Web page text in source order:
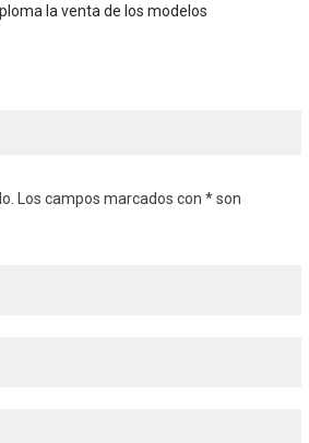
la venta de los modelos
Los campos marcados con * son